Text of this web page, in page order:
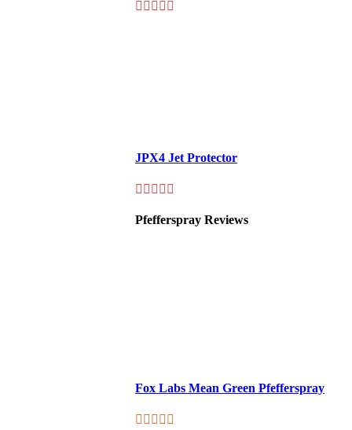
JPX4 Jet Protector
Pfefferspray Reviews
Fox Labs Mean Green Pfefferspray